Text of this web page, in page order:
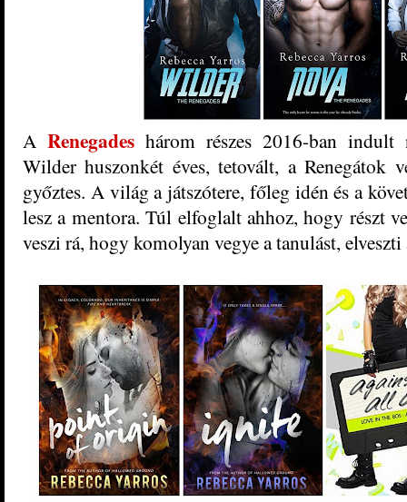
A Renegades három részes 2016-ban
Wilder huszonkét éves, tetovált, a Renegátok
győztes. A világ a játszótere, főleg idén és a
lesz a mentora. Túl elfoglalt ahhoz, hogy részt
veszi rá, hogy komolyan vegye a tanulást,